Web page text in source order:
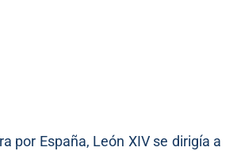
por España, León XIV se dirigía a